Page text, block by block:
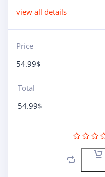
view all details
Price
54.99$
Total
54.99$